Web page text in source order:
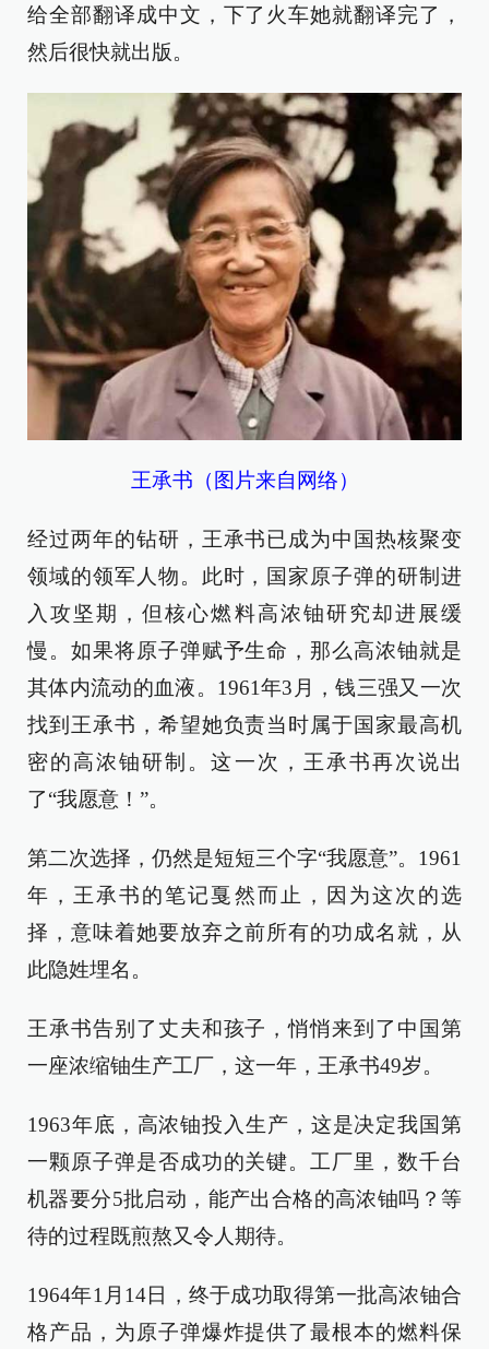
给全部翻译成中文，下了火车她就翻译完了，
然后很快就出版。
王承书（图片来自网络）
经过两年的钻研，王承书已成为中国热核聚变
领域的领军人物。此时，国家原子弹的研制进
入攻坚期，但核心燃料高浓铀研究却进展缓
慢。如果将原子弹赋予生命，那么高浓铀就是
其体内流动的血液。1961年3月，钱三强又一次
找到王承书，希望她负责当时属于国家最高机
密的高浓铀研制。这一次，王承书再次说出
了“我愿意！”。
第二次选择，仍然是短短三个字“我愿意”。1961
年，王承书的笔记戛然而止，因为这次的选
择，意味着她要放弃之前所有的功成名就，从
此隐姓埋名。
王承书告别了丈夫和孩子，悄悄来到了中国第
一座浓缩铀生产工厂，这一年，王承书49岁。
1963年底，高浓铀投入生产，这是决定我国第
一颗原子弹是否成功的关键。工厂里，数千台
机器要分5批启动，能产出合格的高浓铀吗？等
待的过程既煎熬又令人期待。
1964年1月14日，终于成功取得第一批高浓铀合
格产品，为原子弹爆炸提供了最根本的燃料保